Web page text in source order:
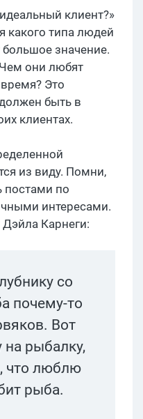
клиент?»
какого типа людей
значение.
они любят
Это
быть в
клиентах.
из виду. Помни,
постами по
интересами.
Карнеги:
со
почему-то
Вот
на рыбалку,
что люблю
рыба.